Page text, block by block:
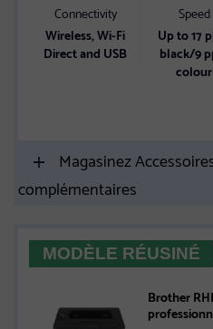
Connectivity
Wireless, Wi-Fi
Direct and USB
Speed
Up to 17
black/9
colour
Magasinez
complémentaires
MODÈLE RÉUSINÉ
Brother